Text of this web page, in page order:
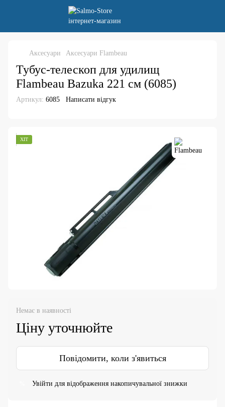
Аксесуари Аксесуари Flambeau
Тубус-телескоп для удилищ
Flambeau Bazuka 221 см (6085)
Артикул: 6085 Написати відгук
ХІТ
Немає в наявності
Ціну уточнюйте
Повідомити, коли з'явиться
Увійти для відображення накопичувальної знижки